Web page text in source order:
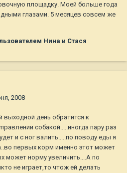
площадку. Моей больше года
глазами. 5 месяцев совсем же
Нина и Стася
2008
выходной день обратится к
собакой.....иногда пару раз
и с ног валить.....по поводу еды я
первых корм именно этот может
может норму увеличить....А по
не играет,то чтож ей делать